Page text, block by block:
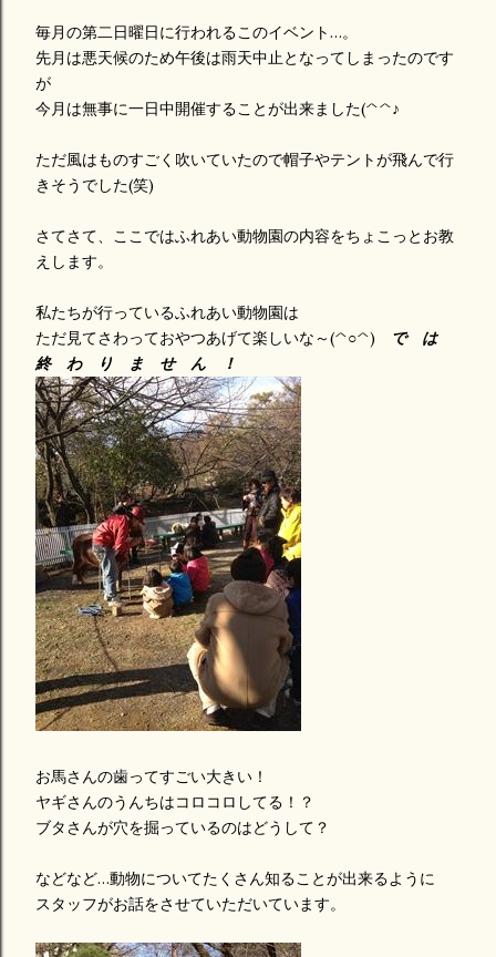
毎月の第二日曜日に行われるこのイベント…。
先月は悪天候のため午後は雨天中止となってしまったのです
が
今月は無事に一日中開催することが出来ました(^^♪
ただ風はものすごく吹いていたので帽子やテントが飛んで行
きそうでした(笑)
さてさて、ここではふれあい動物園の内容をちょこっとお教
えします。
私たちが行っているふれあい動物園は
ただ見てさわっておやつあげて楽しいな～(^○^)
で は
終 わ り ま せ ん
！
お馬さんの歯ってすごい大きい！
ヤギさんのうんちはコロコロしてる！？
ブタさんが穴を掘っているのはどうして？
などなど…動物についてたくさん知ることが出来るように
スタッフがお話をさせていただいています。